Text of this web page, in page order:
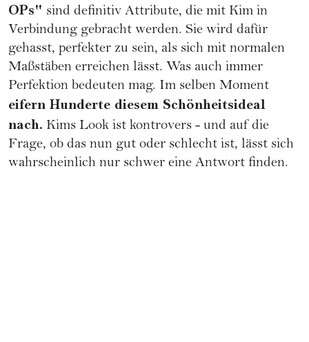
OPs" sind definitiv Attribute, die mit Kim in
Verbindung gebracht werden. Sie wird dafür
gehasst, perfekter zu sein, als sich mit normalen
Maßstäben erreichen lässt. Was auch immer
Perfektion bedeuten mag. Im selben Moment
eifern Hunderte diesem Schönheitsideal
nach. Kims Look ist kontrovers - und auf die
Frage, ob das nun gut oder schlecht ist, lässt sich
wahrscheinlich nur schwer eine Antwort finden.